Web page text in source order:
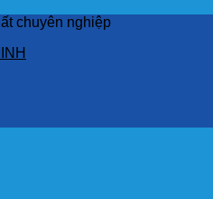
chuyên nghiệp